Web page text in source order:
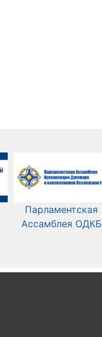
Парламентская
Ассамблея ОДКБ